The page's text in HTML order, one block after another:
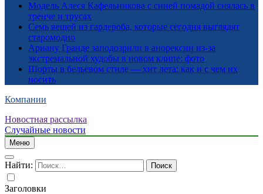
Модель Алеся Кафельникова с синей помадой снялась в
тренче и трусах
Семь вещей из гардероба, которые сегодня выглядят
старомодно
Ариану Гранде заподозрили в анорексии из-за
экстремальной худобы в новом клипе: фото
Шорты в бельевом стиле — хит лета: как и с чем их
носить
Компании
Новостная рассылка
Случайные новости
Меню
Найти:
Заголовки